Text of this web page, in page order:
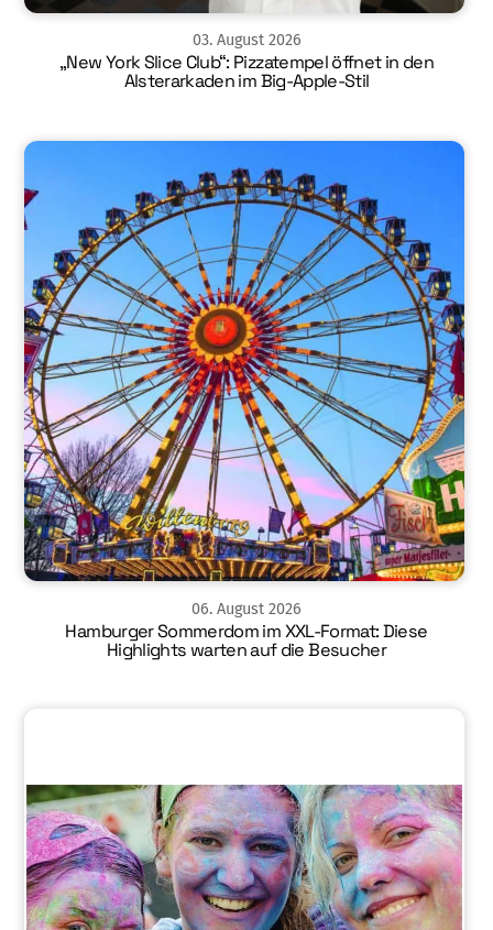
03. August 2026
„New York Slice Club“: Pizzatempel öffnet in den
Alsterarkaden im Big-Apple-Stil
06. August 2026
Hamburger Sommerdom im XXL-Format: Diese
Highlights warten auf die Besucher